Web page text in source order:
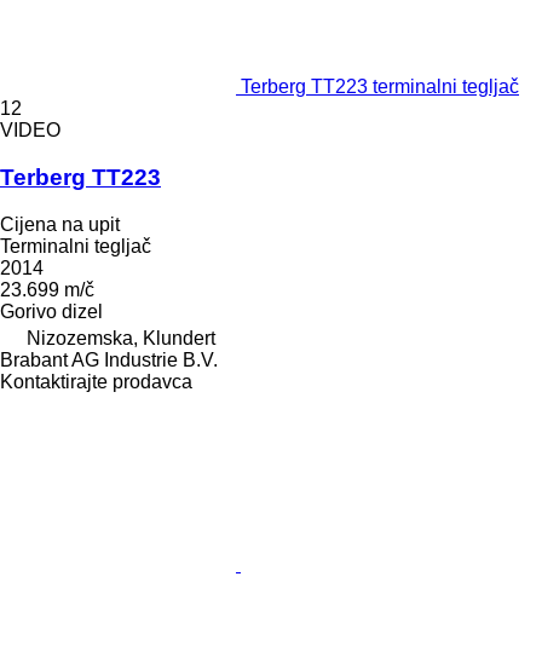
Terberg TT223 terminalni tegljač
12
VIDEO
Terberg TT223
Cijena na upit
Terminalni tegljač
2014
23.699 m/č
Gorivo dizel
Nizozemska, Klundert
Brabant AG Industrie B.V.
Kontaktirajte prodavca